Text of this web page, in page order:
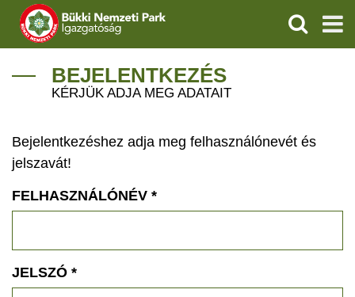
IGAZGATÓSÁG
VÍZVÉDELEM
ÖKOTURIZMUS
GEOPARKOK
KERESÉS
BEJELENTKEZÉS
KÉRJÜK ADJA MEG ADATAIT
Bejelentkezéshez adja meg felhasználónevét és
jelszavát!
FELHASZNÁLÓNÉV *
JELSZÓ *